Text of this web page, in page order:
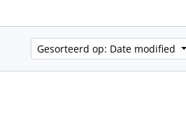
Gesorteerd op: Date modified